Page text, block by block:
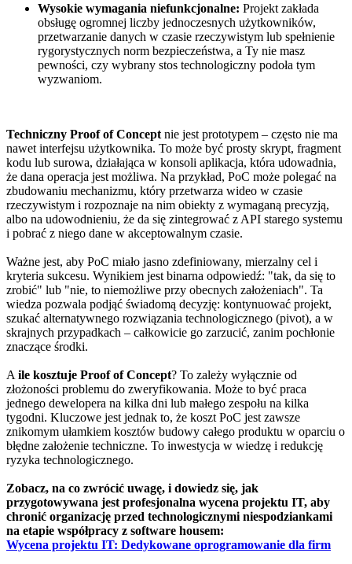
Wysokie wymagania niefunkcjonalne: Projekt zakłada
obsługę ogromnej liczby jednoczesnych użytkowników,
przetwarzanie danych w czasie rzeczywistym lub spełnienie
rygorystycznych norm bezpieczeństwa, a Ty nie masz
pewności, czy wybrany stos technologiczny podoła tym
wyzwaniom.
Techniczny Proof of Concept nie jest prototypem – często nie ma
nawet interfejsu użytkownika. To może być prosty skrypt, fragment
kodu lub surowa, działająca w konsoli aplikacja, która udowadnia,
że dana operacja jest możliwa. Na przykład, PoC może polegać na
zbudowaniu mechanizmu, który przetwarza wideo w czasie
rzeczywistym i rozpoznaje na nim obiekty z wymaganą precyzją,
albo na udowodnieniu, że da się zintegrować z API starego systemu
i pobrać z niego dane w akceptowalnym czasie.
Ważne jest, aby PoC miało jasno zdefiniowany, mierzalny cel i
kryteria sukcesu. Wynikiem jest binarna odpowiedź: "tak, da się to
zrobić" lub "nie, to niemożliwe przy obecnych założeniach". Ta
wiedza pozwala podjąć świadomą decyzję: kontynuować projekt,
szukać alternatywnego rozwiązania technologicznego (pivot), a w
skrajnych przypadkach – całkowicie go zarzucić, zanim pochłonie
znaczące środki.
A ile kosztuje Proof of Concept? To zależy wyłącznie od
złożoności problemu do zweryfikowania. Może to być praca
jednego dewelopera na kilka dni lub małego zespołu na kilka
tygodni. Kluczowe jest jednak to, że koszt PoC jest zawsze
znikomym ułamkiem kosztów budowy całego produktu w oparciu o
błędne założenie techniczne. To inwestycja w wiedzę i redukcję
ryzyka technologicznego.
Zobacz, na co zwrócić uwagę, i dowiedz się, jak
przygotowywana jest profesjonalna wycena projektu IT, aby
chronić organizację przed technologicznymi niespodziankami
na etapie współpracy z software housem:
Wycena projektu IT: Dedykowane oprogramowanie dla firm